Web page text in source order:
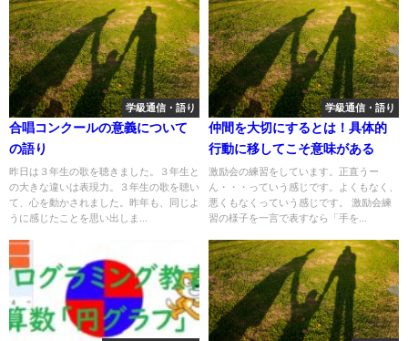
学級通信・語り
合唱コンクールの意義について
の語り
昨日は３年生の歌を聴きました。３年生と
の大きな違いは表現力。３年生の歌を聴い
て、心を動かされました。昨年も、同じよ
うに感じたことを思い出しま...
学級通信・語り
仲間を大切にするとは！具体的
行動に移してこそ意味がある
激励会の練習をしています。正直うー
ん・・・っていう感じです。よくもなく、
悪くもなくっていう感じです。 激励会練
習の様子を一言で表すなら「手を...